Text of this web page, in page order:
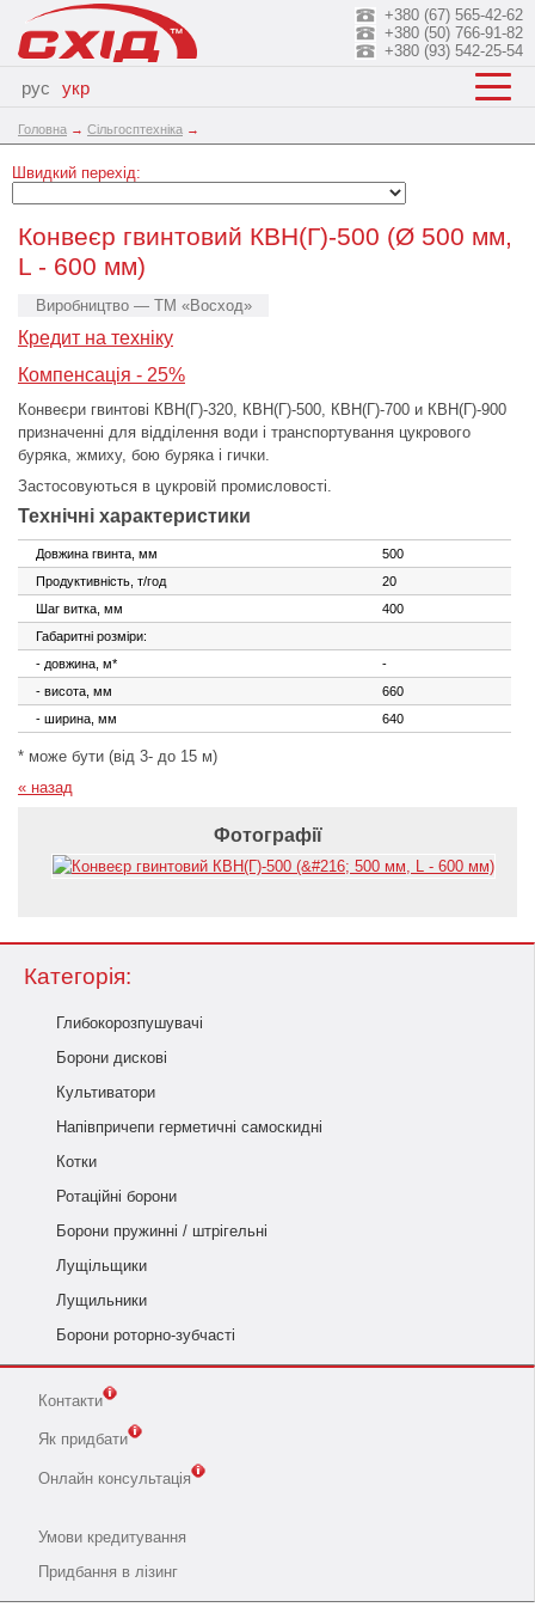
рус укр
+380 (67) 565-42-62
+380 (50) 766-91-82
+380 (93) 542-25-54
Головна → Сільгосптехніка →
Категорія:
Глибокорозпушувачі
Борони дискові
Культиватори
Напівпричепи герметичні самоскидні
Котки
Ротаційні борони
Борони пружинні / штрігельні
Лущільщики
Лущильники
Борони роторно-зубчасті
Контакти
Як придбати
Онлайн консультація
Умови кредитування
Придбання в лізинг
Швидкий перехід:
Конвеєр гвинтовий КВН(Г)-500 (Ø 500 мм,
L - 600 мм)
Виробництво — ТМ «Восход»
Кредит на техніку
Компенсація - 25%
Конвеєри гвинтові КВН(Г)-320, КВН(Г)-500, КВН(Г)-700 и КВН(Г)-900
призначенні для відділення води і транспортування цукрового
буряка, жмиху, бою буряка і гички.
Застосовуються в цукровій промисловості.
Технічні характеристики
Довжина гвинта, мм
500
Продуктивність, т/год
20
Шаг витка, мм
400
Габаритні розміри:
- довжина, м*
-
- висота, мм
660
- ширина, мм
640
* може бути (від 3- до 15 м)
« назад
Фотографії